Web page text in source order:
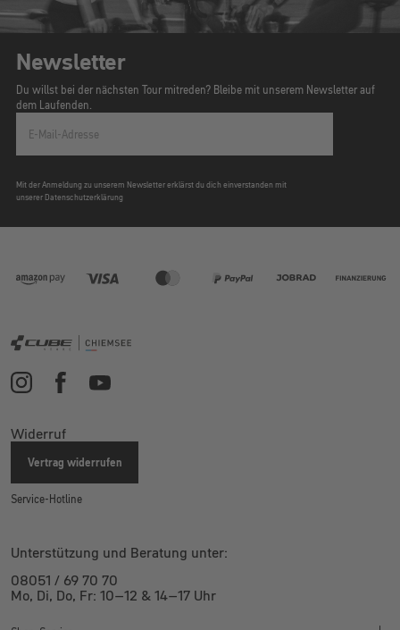
Newsletter
Du willst bei der nächsten Tour mitreden? Bleibe mit unserem Newsletter auf
dem Laufenden.
E-Mail-Adresse
Mit der Anmeldung zu unserem Newsletter erklärst du dich einverstanden mit
unserer Datenschutzerklärung
Widerruf
Vertrag widerrufen
Service-Hotline
Unterstützung und Beratung unter:
08051 / 69 70 70
Mo, Di, Do, Fr: 10–12 & 14–17 Uhr